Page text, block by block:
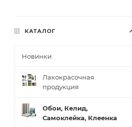
КАТАЛОГ
Новинки
Лакокрасочная
продукция
Обои, Келид,
Самоклейка, Клеенка